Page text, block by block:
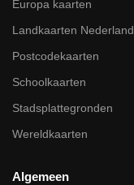
Europa kaarten
Landkaarten Nederland
Postcodekaarten
Schoolkaarten
Stadsplattegronden
Wereldkaarten
Algemeen